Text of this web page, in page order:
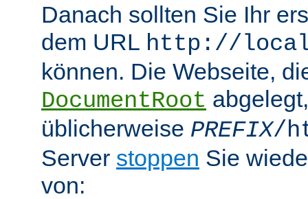
Danach sollten Sie Ihr
dem URL http://
können. Die Webseite,
DocumentRoot
üblicherweise PREFIX/
Server stoppen Sie
von: